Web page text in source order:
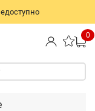
0